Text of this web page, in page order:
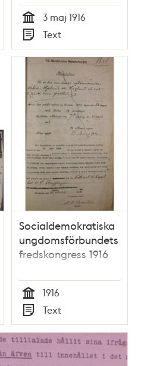
Tid
3 maj 1916
Typ
Text
Socialdemokratiska
ungdomsförbundets
fredskongress 1916
Tid
1916
Typ
Text